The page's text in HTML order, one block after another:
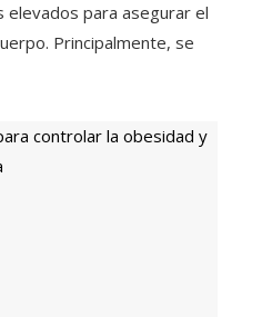
para asegurar el
Principalmente, se